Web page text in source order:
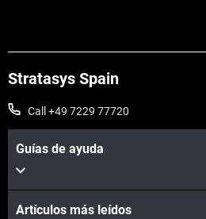
Stratasys Spain
Call +49 7229 77720
Guías de ayuda
Artículos más leídos